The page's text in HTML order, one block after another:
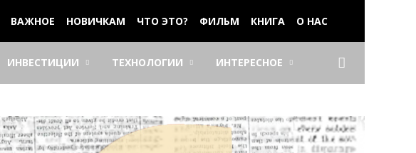
ВАЖНОЕ НОВИЧКАМ ЧТО ЭТО? ФИЛЬМ КНИГА О НАС
ИНВЕСТИЦИИ ТЕХНОЛОГИИ ИНТЕРЕСНОЕ